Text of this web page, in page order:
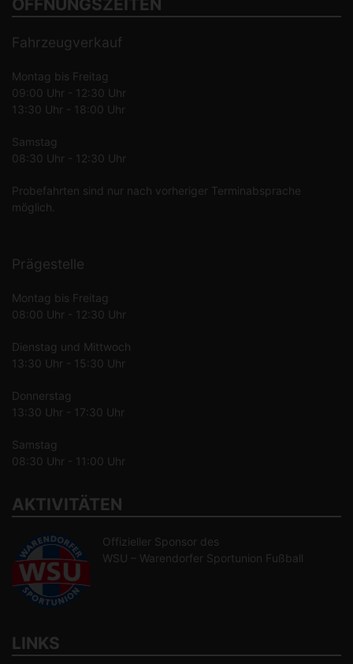
ÖFFNUNGSZEITEN
Fahrzeugverkauf
Montag bis Freitag
09:00 Uhr - 12:30 Uhr
13:30 Uhr - 18:00 Uhr
Samstag
08:30 Uhr - 12:30 Uhr
Probefahrten sind nur nach vorheriger Terminabsprache
möglich.
Prägestelle
Montag bis Freitag
08:00 Uhr - 12:30 Uhr
Dienstag und Mittwoch
13:30 Uhr - 15:30 Uhr
Donnerstag
13:30 Uhr - 17:30 Uhr
Samstag
08:30 Uhr - 11:00 Uhr
AKTIVITÄTEN
Offizieller Sponsor des
WSU – Warendorfer Sportunion Fußball
LINKS